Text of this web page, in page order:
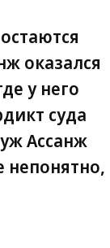
оказался
у него
суда
Ассанж
непонятно,